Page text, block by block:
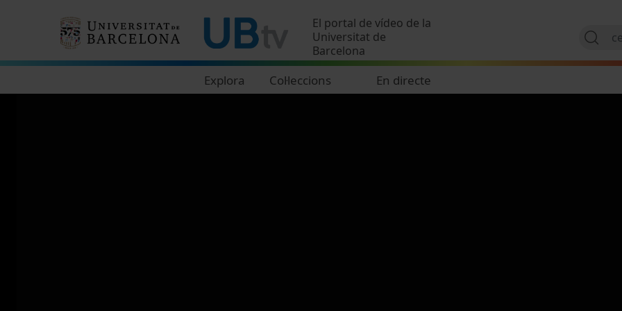
El portal de vídeo de la
Universitat de
Barcelona
Explora Col·leccions En directe